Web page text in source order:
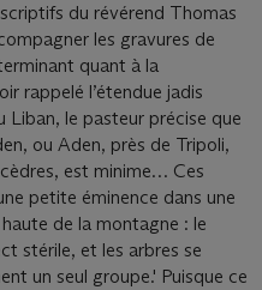
du révérend Thomas
les gravures de
quant à la
rappelé l’étendue jadis
Liban, le pasteur précise que
ou Aden, près de Tripoli,
est minime… Ces
petite éminence dans une
de la montagne : le
stérile, et les arbres se
un seul groupe.' Puisque ce